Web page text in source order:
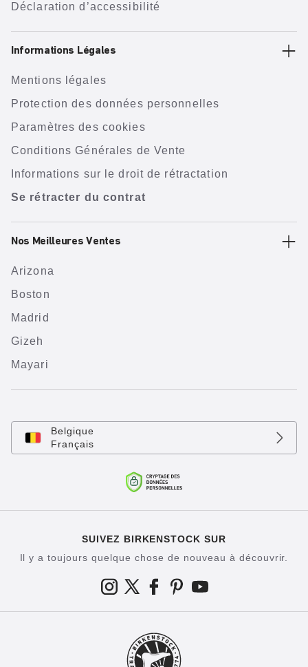
Déclaration d’accessibilité
Informations Légales
Mentions légales
Protection des données personnelles
Paramètres des cookies
Conditions Générales de Vente
Informations sur le droit de rétractation
Se rétracter du contrat
Nos Meilleures Ventes
Arizona
Boston
Madrid
Gizeh
Mayari
Belgique
Français
SUIVEZ BIRKENSTOCK SUR
Il y a toujours quelque chose de nouveau à découvrir.